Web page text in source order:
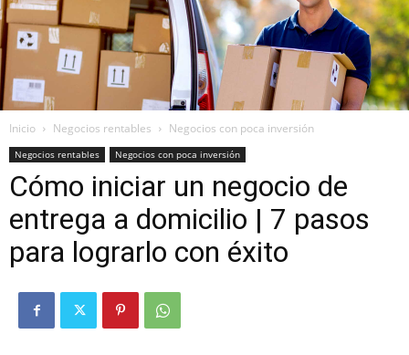
Inicio Negocios rentables Negocios con poca inversión
Negocios rentables Negocios con poca inversión
Cómo iniciar un negocio de
entrega a domicilio | 7 pasos
para lograrlo con éxito